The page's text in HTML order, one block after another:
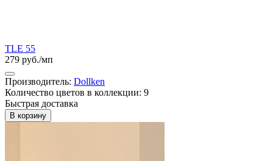
TLE 55
279 руб./мп
Производитель: Dollken
Количество цветов в коллекции: 9
Быстрая доставка
В корзину